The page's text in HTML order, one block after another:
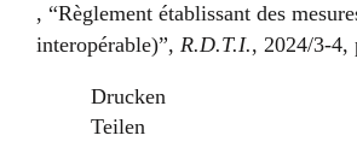
, “Règlement établissant des
interopérable)”, R.D.T.I., 2024/3-4,
Drucken
Teilen